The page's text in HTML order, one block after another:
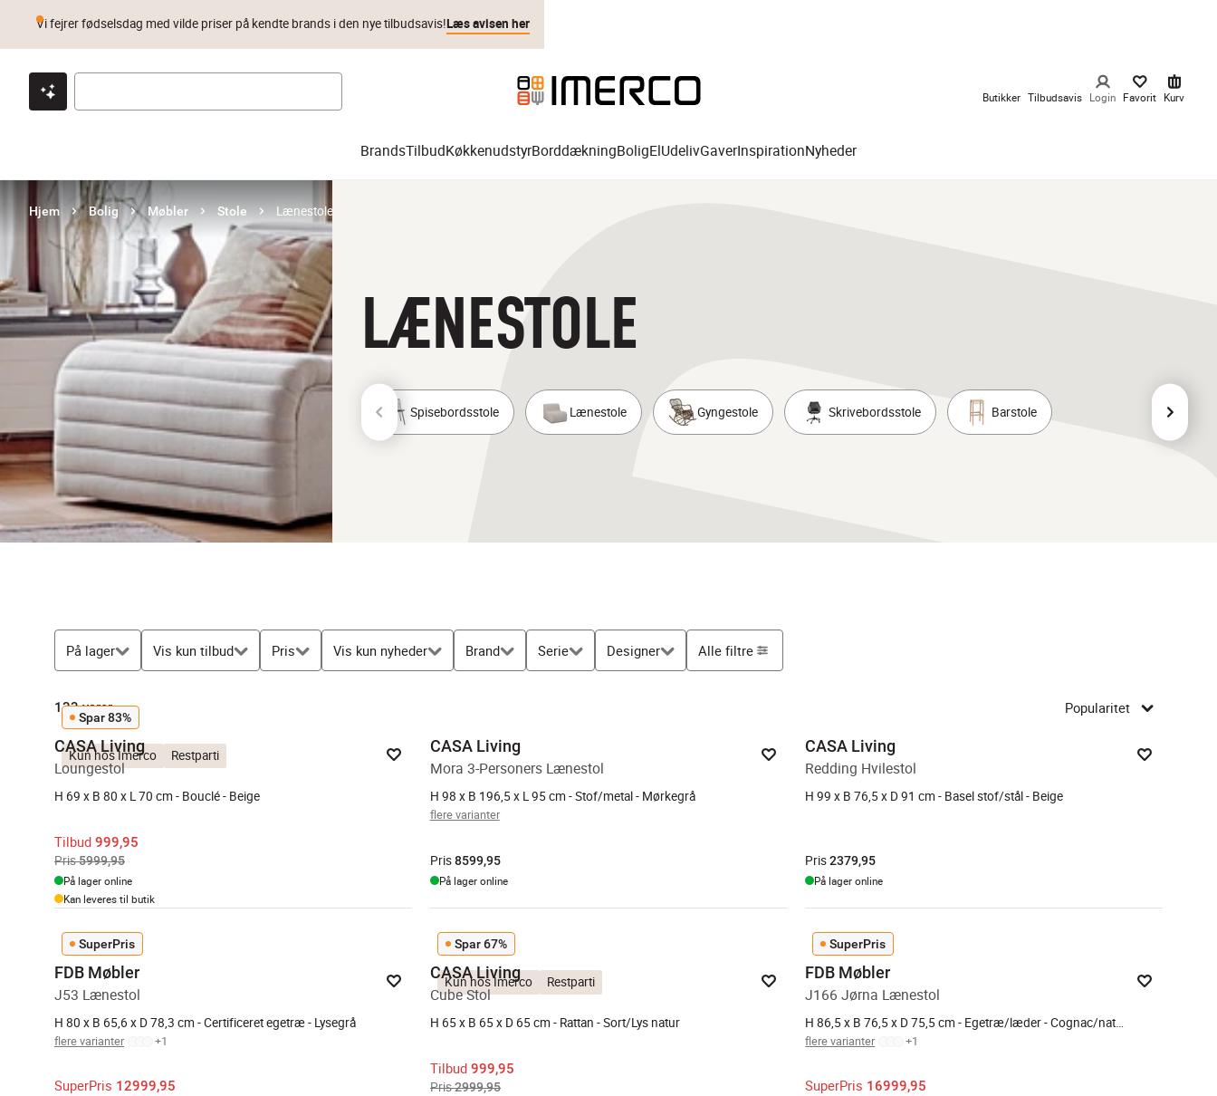
Klik & hent Byt i 1 år Prismatch
Vi fejrer fødselsdag med vilde priser på kendte brands i den nye tilbudsavis!Læs avisen her
Butikker Tilbudsavis Login Favorit Kurv
BrandsTilbudKøkkenudstyrBorddækningBoligElUdelivGaverInspirationNyheder
Hjem Bolig Møbler Stole Lænestole
LÆNESTOLE
Spisebordsstole Lænestole Gyngestole Skrivebordsstole Barstole
På lager Vis kun tilbud Pris Vis kun nyheder Brand Serie Designer Alle filtre
133 varer Popularitet
Kun hos Imerco Restparti
Spar 83%
CASA Living
Loungestol
H 69 x B 80 x L 70 cm - Bouclé - Beige
Tilbud 999,95
Pris5999,95
På lager online
Kan leveres til butik
CASA Living
Mora 3-Personers Lænestol
H 98 x B 196,5 x L 95 cm - Stof/metal - Mørkegrå
flere varianter
Pris 8599,95
På lager online
CASA Living
Redding Hvilestol
H 99 x B 76,5 x D 91 cm - Basel stof/stål - Beige
Pris 2379,95
På lager online
SuperPris
FDB Møbler
J53 Lænestol
H 80 x B 65,6 x D 78,3 cm - Certificeret egetræ - Lysegrå
flere varianter +1
SuperPris 12999,95
Kun hos Imerco Restparti
Spar 67%
CASA Living
Cube Stol
H 65 x B 65 x D 65 cm - Rattan - Sort/Lys natur
Tilbud 999,95
Pris2999,95
SuperPris
FDB Møbler
J166 Jørna Lænestol
H 86,5 x B 76,5 x D 75,5 cm - Egetræ/læder - Cognac/natur
flere varianter +1
SuperPris 16999,95